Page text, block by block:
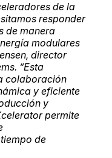
de la
responder
de manera
modulares
director
“Esta
colaboración
y eficiente
y
permite
de